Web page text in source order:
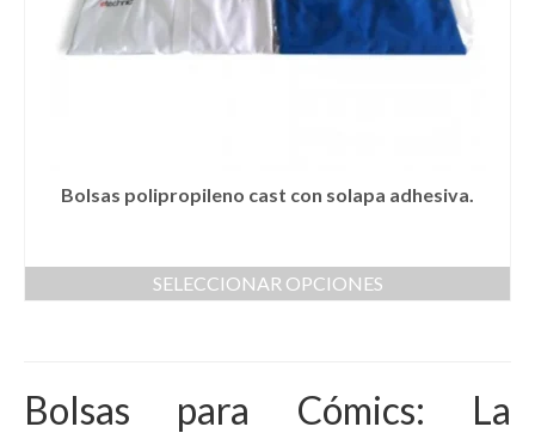
página
de
producto
Bolsas polipropileno cast con solapa adhesiva.
SELECCIONAR OPCIONES
variantes.
Bolsas para Cómics: La